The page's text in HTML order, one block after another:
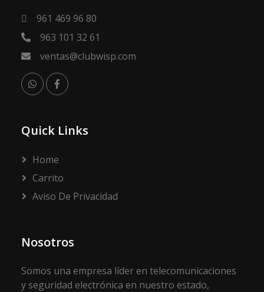
961 469 96 80
963 101 32 61
ventas@clubwisp.com
Quick Links
Home
Carrito
Aviso De Privacidad
Nosotros
Somos una empresa líder en telecomunicaciones
y seguridad electrónica en nuestro estado,